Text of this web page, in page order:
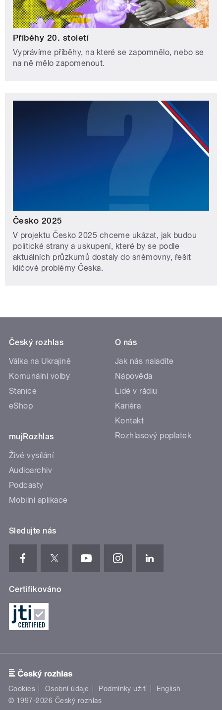
Příběhy 20. století
Vyprávíme příběhy, na které se zapomnělo, nebo se
na ně mělo zapomenout.
Česko 2025
V projektu Česko 2025 chceme ukázat, jak budou
politické strany a uskupení, které by se podle
aktuálních průzkumů dostaly do sněmovny, řešit
klíčové problémy Česka.
Český rozhlas
Válka na Ukrajině
Komunální volby
Stanice
eShop
mujRozhlas
Živé vysílání
Audioarchiv
Podcasty
Mobilní aplikace
O nás
Jak nás naladíte
Nápověda
Lidé v rádiu
Kariéra
Kontakt
Rozhlasový poplatek
Sledujte nás
Certifikováno
Cookies Osobní údaje Podmínky užití
English
© 1997-2026 Český rozhlas